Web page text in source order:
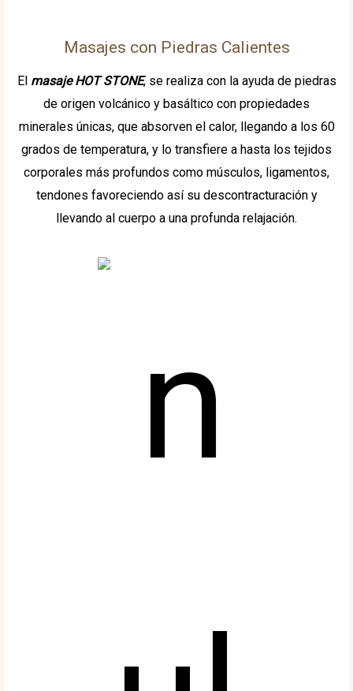
Masajes con Piedras Calientes
El masaje HOT STONE, se realiza con la ayuda de piedras
de origen volcánico y basáltico con propiedades
minerales únicas, que absorven el calor, llegando a los 60
grados de temperatura, y lo transfiere a hasta los tejidos
corporales más profundos como músculos, ligamentos,
tendones favoreciendo así su descontracturación y
llevando al cuerpo a una profunda relajación.